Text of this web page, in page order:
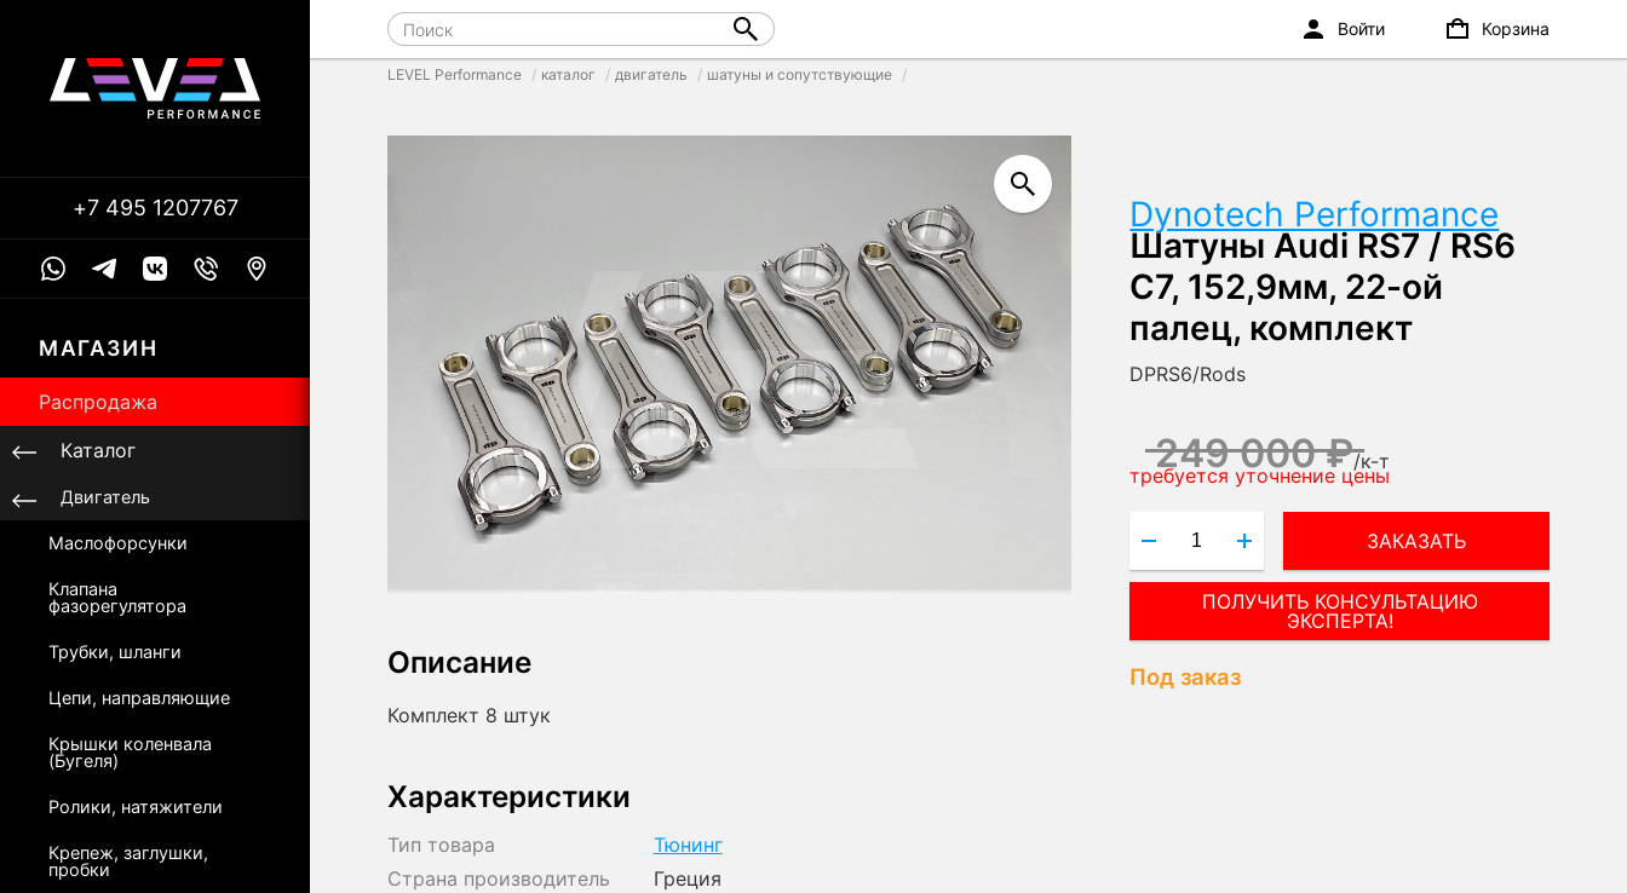
LEVEL Performance каталог двигатель шатуны и сопутствующие
Dynotech Performance
Шатуны Audi RS7 / RS6
C7, 152,9мм, 22-ой
палец, комплект
DPRS6/Rods
249 000 ₽/к-т
требуется уточнение цены
ЗАКАЗАТЬ
ОСТАЛИСЬ ВОПРОСЫ — ОТВЕТИМ!
Под заказ
Описание
Комплект 8 штук
Характеристики
Тип товара
Тюнинг
Страна производитель
Греция
+7 495 1207767
МАГАЗИН
Распродажа
Каталог
Двигатель
Маслофорсунки
Клапана
фазорегулятора
Трубки, шланги
Цепи, направляющие
Крышки коленвала
(Бугеля)
Ролики, натяжители
Крепеж, заглушки,
пробки
Войти Корзина